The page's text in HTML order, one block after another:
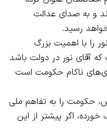
و به صدای عدالت
رسید.
را با اهمیت بزرگ
آقای نور در دولت باشد
ناکام حکومت است
حکومت را به تفاهم ملی
اگر پیشتر از این